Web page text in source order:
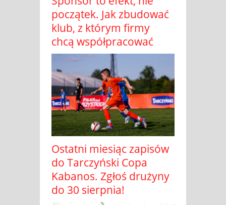
początek. Jak zbudować
klub, z którym firmy
chcą współpracować
Ostatni miesiąc zapisów
do Tarczyński Copa
Kabanos. Zgłoś drużyny
do 30 sierpnia!